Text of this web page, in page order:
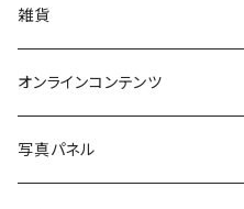
美術
POLEWARDS
Tシャツ
雑貨
バッグ
ブックカバー
オンラインコンテンツ
冒険クロストーク
写真パネル